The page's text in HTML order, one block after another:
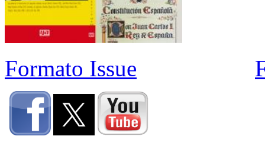
Formato Issue